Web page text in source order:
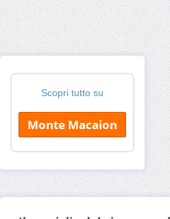
Scopri tutto su
Monte Macaion